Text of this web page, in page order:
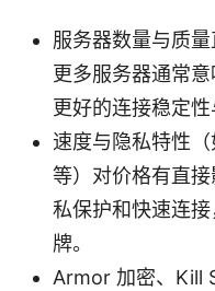
服务器数量与质量
更多服务器通常
更好的连接稳定性
速度与隐私特性
等）对价格有直
私保护和快速连
牌。
Armor 加密、Kill